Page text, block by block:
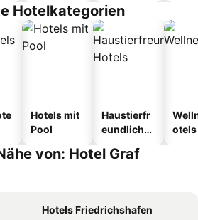
Hotelkategorien
Hotels mit
Pool
Haustierfr
eundliche
otels
von: Hotel Graf
Hotels Friedrichshafen